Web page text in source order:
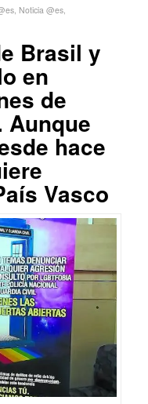
, Noticia @es,
Brasil y
en
de
Aunque
hace
Vasco